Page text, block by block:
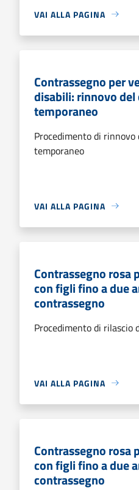
VAI ALLA PAGINA
Contrassegno per
disabili: rinnovo
temporaneo
Procedimento di rinnovo
temporaneo
VAI ALLA PAGINA
Contrassegno rosa
con figli fino a due
contrassegno
Procedimento di rilascio
VAI ALLA PAGINA
Contrassegno rosa
con figli fino a due
contrassegno